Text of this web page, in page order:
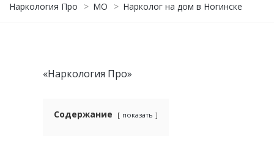
Наркология Про > МО > Нарколог на дом в Ногинске
«Наркология Про»
Содержание показать